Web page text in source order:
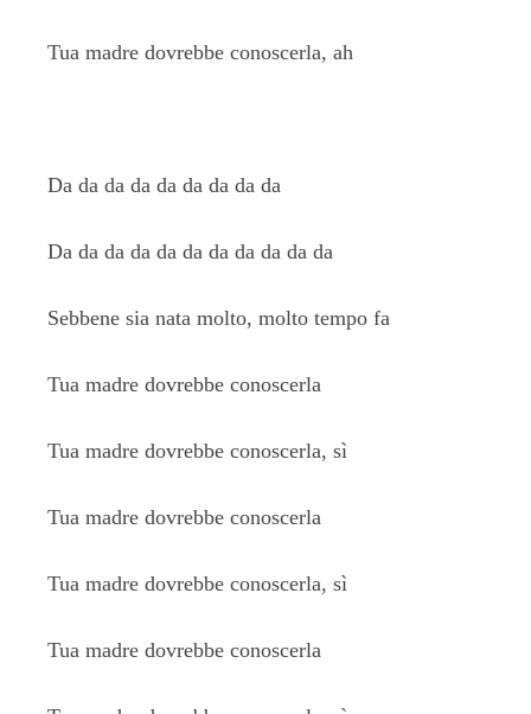
Tua madre dovrebbe conoscerla, ah
Da da da da da da da da da
Da da da da da da da da da da da
Sebbene sia nata molto, molto tempo fa
Tua madre dovrebbe conoscerla
Tua madre dovrebbe conoscerla, sì
Tua madre dovrebbe conoscerla
Tua madre dovrebbe conoscerla, sì
Tua madre dovrebbe conoscerla